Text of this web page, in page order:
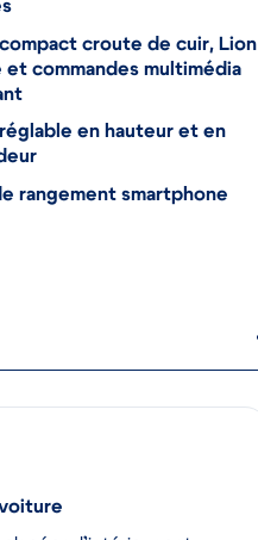
croute de cuir, Lion
et commandes multimédia
en hauteur et en
rangement smartphone